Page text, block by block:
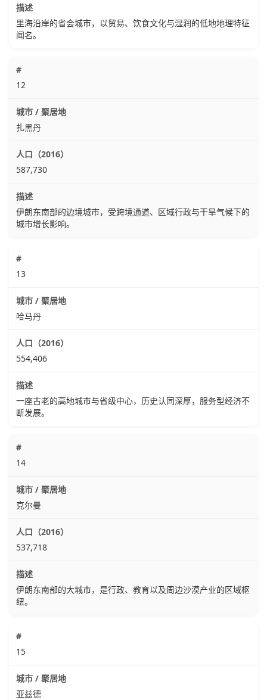
里海沿岸的省会城市，以贸易、饮食文化与湿润的低地地理特征
闻名。
12
扎黑丹
587,730
伊朗东南部的边境城市，受跨境通道、区域行政与干旱气候下的
城市增长影响。
13
哈马丹
554,406
一座古老的高地城市与省级中心，历史认同深厚，服务型经济不
断发展。
14
克尔曼
537,718
伊朗东南部的大城市，是行政、教育以及周边沙漠产业的区域枢
纽。
15
亚兹德